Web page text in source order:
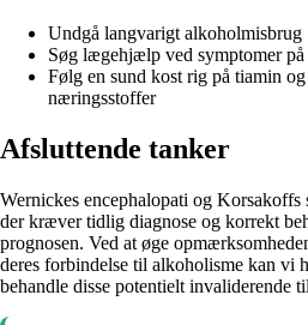
Undgå langvarigt alkoholmisbrug
Søg lægehjælp ved symptomer på
Følg en sund kost rig på tiamin og
næringsstoffer
Afsluttende tanker
Wernickes encephalopati og
der kræver tidlig diagnose og korrekt
prognosen. Ved at øge
deres forbindelse til alkoholisme kan vi
behandle disse potentielt invaliderende